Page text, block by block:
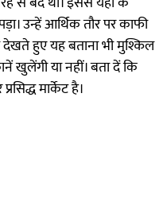
उन्हें आर्थिक तौर पर काफी
देखते हुए यह बताना भी मुश्किल
खुलेंगी या नहीं। बता दें कि
मार्केट है।